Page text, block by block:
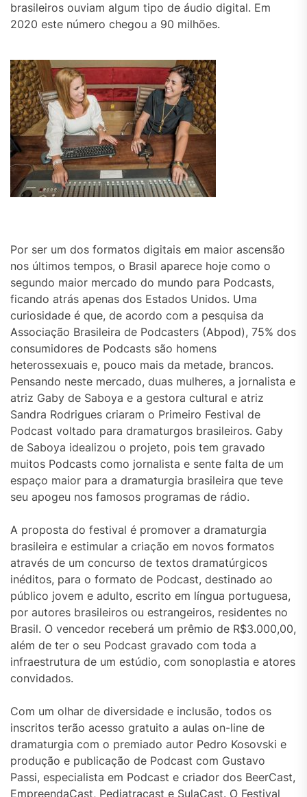
brasileiros ouviam algum tipo de áudio digital. Em
2020 este número chegou a 90 milhões.
Por ser um dos formatos digitais em maior ascensão
nos últimos tempos, o Brasil aparece hoje como o
segundo maior mercado do mundo para Podcasts,
ficando atrás apenas dos Estados Unidos. Uma
curiosidade é que, de acordo com a pesquisa da
Associação Brasileira de Podcasters (Abpod), 75% dos
consumidores de Podcasts são homens
heterossexuais e, pouco mais da metade, brancos.
Pensando neste mercado, duas mulheres, a jornalista e
atriz Gaby de Saboya e a gestora cultural e atriz
Sandra Rodrigues criaram o Primeiro Festival de
Podcast voltado para dramaturgos brasileiros. Gaby
de Saboya idealizou o projeto, pois tem gravado
muitos Podcasts como jornalista e sente falta de um
espaço maior para a dramaturgia brasileira que teve
seu apogeu nos famosos programas de rádio.
A proposta do festival é promover a dramaturgia
brasileira e estimular a criação em novos formatos
através de um concurso de textos dramatúrgicos
inéditos, para o formato de Podcast, destinado ao
público jovem e adulto, escrito em língua portuguesa,
por autores brasileiros ou estrangeiros, residentes no
Brasil. O vencedor receberá um prêmio de R$3.000,00,
além de ter o seu Podcast gravado com toda a
infraestrutura de um estúdio, com sonoplastia e atores
convidados.
Com um olhar de diversidade e inclusão, todos os
inscritos terão acesso gratuito a aulas on-line de
dramaturgia com o premiado autor Pedro Kosovski e
produção e publicação de Podcast com Gustavo
Passi, especialista em Podcast e criador dos BeerCast,
EmpreendaCast, Pediatracast e SulaCast. O Festival